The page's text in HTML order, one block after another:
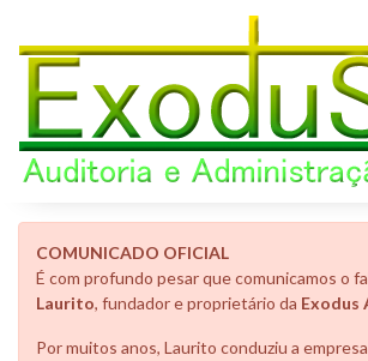
COMUNICADO OFICIAL
É com profundo pesar que comunicamos o
Laurito, fundador e proprietário da Exodus
Por muitos anos, Laurito conduziu a